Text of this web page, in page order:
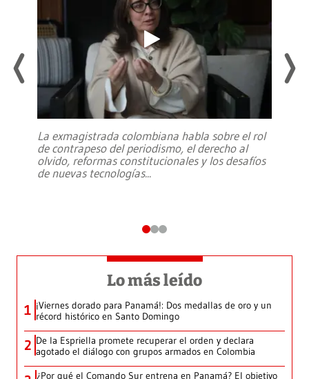
La exmagistrada colombiana habla sobre el rol
de contrapeso del periodismo, el derecho al
olvido, reformas constitucionales y los desafíos
de nuevas tecnologías...
Lo más leído
1 ¡Viernes dorado para Panamá!: Dos medallas de oro y un
récord histórico en Santo Domingo
2 De la Espriella promete recuperar el orden y declara
agotado el diálogo con grupos armados en Colombia
¿Por qué el Comando Sur entrena en Panamá? El objetivo